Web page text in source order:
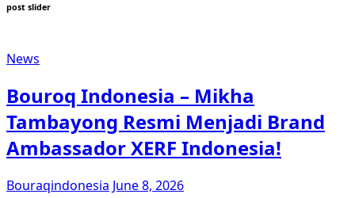
post slider
News
Bouroq Indonesia – Mikha
Tambayong Resmi Menjadi Brand
Ambassador XERF Indonesia!
Bouraqindonesia June 8, 2026